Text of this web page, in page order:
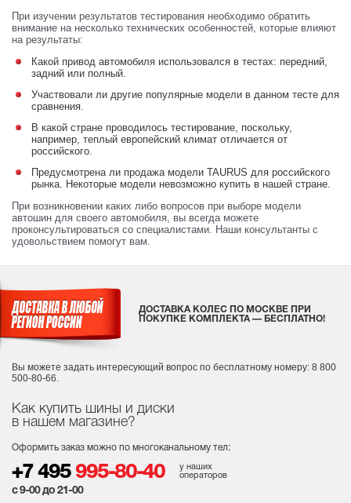
При изучении результатов тестирования необходимо обратить
внимание на несколько технических особенностей, которые влияют
на результаты:
Какой привод автомобиля использовался в тестах: передний,
задний или полный.
Участвовали ли другие популярные модели в данном тесте для
сравнения.
В какой стране проводилось тестирование, поскольку,
например, теплый европейский климат отличается от
российского.
Предусмотрена ли продажа модели TAURUS для российского
рынка. Некоторые модели невозможно купить в нашей стране.
При возникновении каких либо вопросов при выборе модели
автошин для своего автомобиля, вы всегда можете
проконсультироваться со специалистами. Наши консультанты с
удовольствием помогут вам.
Как купить шины и диски
в нашем магазине?
Оформить заказ можно по многоканальному тел:
+7 495 995-80-40
у наших
операторов
с 9-00 до 21-00
ДОСТАВКА КОЛЕС ПО МОСКВЕ ПРИ
ПОКУПКЕ КОМПЛЕКТА — БЕСПЛАТНО!
Вы можете задать интересующий вопрос по бесплатному номеру: 8 800
500-80-66.